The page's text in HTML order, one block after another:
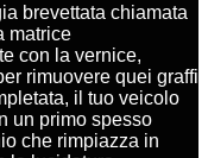
brevettata chiamata
matrice
con la vernice,
rimuovere quei graffi
il tuo veicolo
un primo spesso
che rimpiazza in